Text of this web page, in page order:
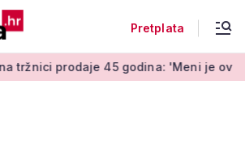
Pretplata
'Meni je ovo zabava i terapija'